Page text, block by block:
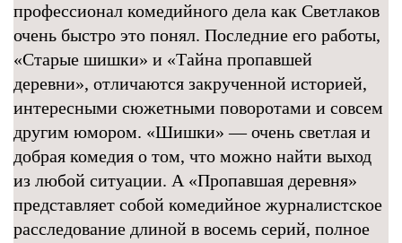
профессионал комедийного дела как Светлаков
очень быстро это понял. Последние его работы,
«Старые шишки» и «Тайна пропавшей
деревни», отличаются закрученной историей,
интересными сюжетными поворотами и совсем
другим юмором. «Шишки» — очень светлая и
добрая комедия о том, что можно найти выход
из любой ситуации. А «Пропавшая деревня»
представляет собой комедийное журналистское
расследование длиной в восемь серий, полное